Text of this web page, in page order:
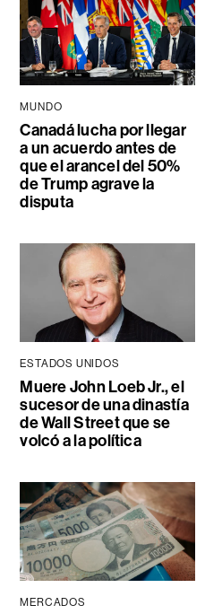
MUNDO
Canadá lucha por llegar
a un acuerdo antes de
que el arancel del 50%
de Trump agrave la
disputa
ESTADOS UNIDOS
Muere John Loeb Jr., el
sucesor de una dinastía
de Wall Street que se
volcó a la política
MERCADOS